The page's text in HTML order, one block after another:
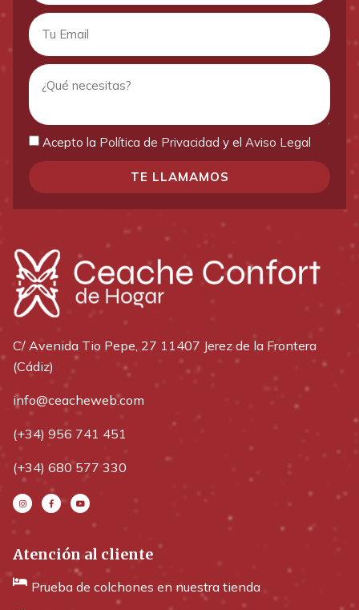
Acepto la Política de Privacidad y el Aviso Legal
TE LLAMAMOS
C/ Avenida Tio Pepe, 27 11407 Jerez de la Frontera
(Cádiz)
info@ceacheweb.com
(+34) 956 741 451
(+34) 680 577 330
Atención al cliente
Prueba de colchones en nuestra tienda